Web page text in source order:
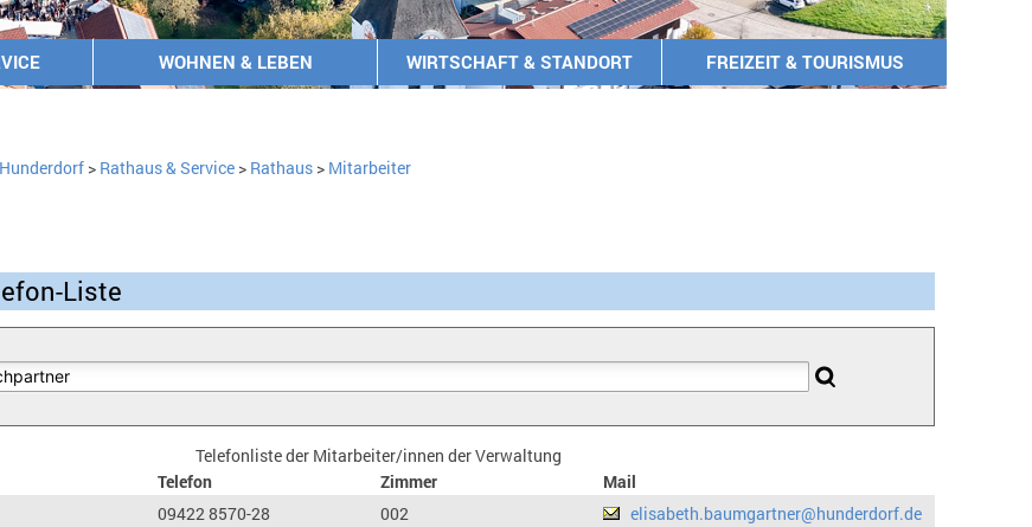
WOHNEN & LEBEN WIRTSCHAFT & STANDORT FREIZEIT & TOURISMUS
> Rathaus & Service> Rathaus> Mitarbeiter
Liste
Telefonliste der Mitarbeiter/innen der Verwaltung
Telefon Zimmer
Mail
09422 8570-28 002
elisabeth.baumgartner@hunderdorf.de